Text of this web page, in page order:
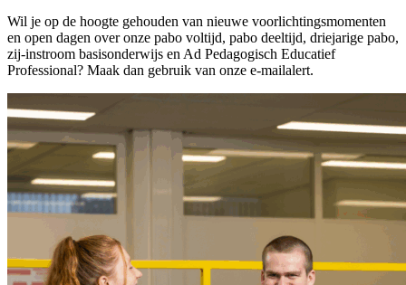
Wil je op de hoogte gehouden van nieuwe voorlichtingsmomenten
en open dagen over onze pabo voltijd, pabo deeltijd, driejarige pabo,
zij-instroom basisonderwijs en Ad Pedagogisch Educatief
Professional? Maak dan gebruik van onze e-mailalert.